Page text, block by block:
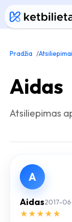
Pradžia Atsiliepimai
Aidas
Atsiliepimas
A
Aidas2017-
★ ★ ★ ★ ★